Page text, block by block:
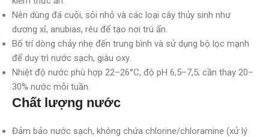
Nên dùng đá cuội, sỏi nhỏ và các loại cây thủy sinh như
dương xỉ, anubias, rêu để tạo nơi trú ẩn.
Bố trí dòng chảy nhẹ đến trung bình và sử dụng bộ lọc mạnh
để duy trì nước sạch, giàu oxy.
Nhiệt độ nước phù hợp 22–26°C, độ pH 6,5–7,5; cần thay 20–
30% nước mỗi tuần.
Chất lượng nước
Đảm bảo nước sạch, không chứa chlorine/chloramine (xử lý